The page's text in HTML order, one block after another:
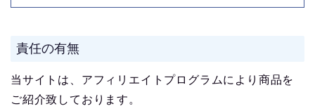
責任の有無
当サイトは、アフィリエイトプログラムにより商品を
ご紹介致しております。